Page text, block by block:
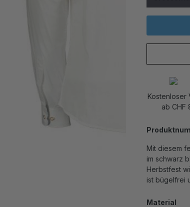
Kostenloser
ab CHF
Mit diesem
im schwarz
Herbstfest
ist bügelfrei
Material